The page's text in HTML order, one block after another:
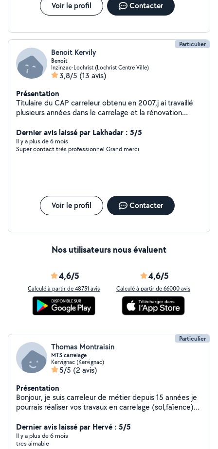
Voir le profil Contacter
Particulier
Benoit Kervily
Benoit
Inzinzac-Lochrist (Lochrist Centre Ville)
3,8/5 (13 avis)
Présentation
Titulaire du CAP carreleur obtenu en 2007,j ai travaillé
plusieurs années dans le carrelage et la rénovation
de conseil de main d'œuvre et d' un travail soigné ,
n'hésitez pas à me contacter.
Dernier avis laissé par Lakhadar : 5/5
Il y a plus de 6 mois
Super contact trés professionnel Grand merci
Voir le profil Contacter
Nos utilisateurs nous évaluent
4,6/5
Calculé à partir de 48731 avis
4,6/5
Calculé à partir de 66000 avis
Particulier
Thomas Montraisin
MTS carrelage
Kervignac (Kervignac)
5/5 (2 avis)
Présentation
Bonjour, je suis carreleur de métier depuis 15 années je
pourrais réaliser vos travaux en carrelage (sol,faïence)
Dernier avis laissé par Hervé : 5/5
Il y a plus de 6 mois
tres aimable